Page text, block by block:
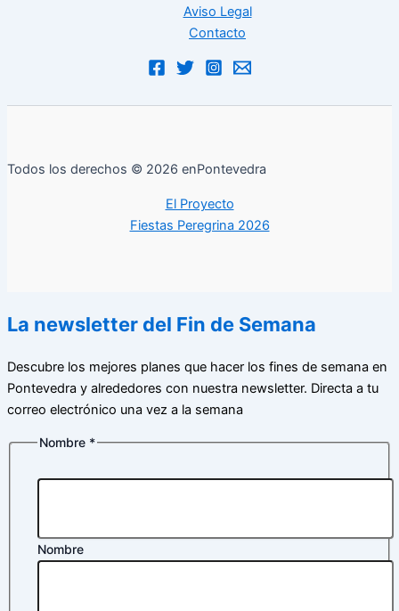
Aviso Legal
Contacto
Todos los derechos © 2026 enPontevedra
El Proyecto
Fiestas Peregrina 2026
La newsletter del Fin de Semana
Descubre los mejores planes que hacer los fines de semana en
Pontevedra y alrededores con nuestra newsletter. Directa a tu
correo electrónico una vez a la semana
Nombre *
Nombre